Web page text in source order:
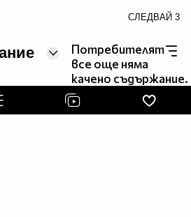
можете да видите ТУК
СЛЕДВАЙ 3
Потребителят
все още няма
качено съдържание.